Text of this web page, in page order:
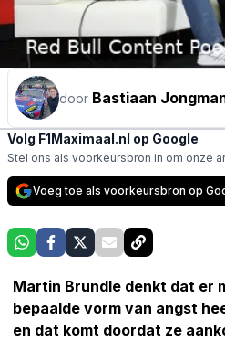
door Bastiaan
Volg F1Maximaal.nl op Google
Stel ons als voorkeursbron in om onze
Voeg toe als voorkeursbron op
Martin Brundle denkt dat er
bepaalde vorm van angst
en dat komt doordat ze